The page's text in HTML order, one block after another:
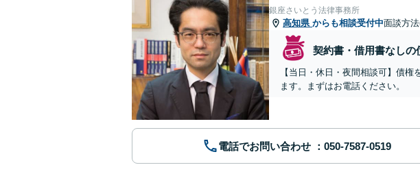
銀座さいとう法律事務所
高知県 からも相談受付中面談方
契約書・借用書なしの
【当日・休日・夜間相談可】債
ます。まずはお電話ください。
電話でお問い合わせ